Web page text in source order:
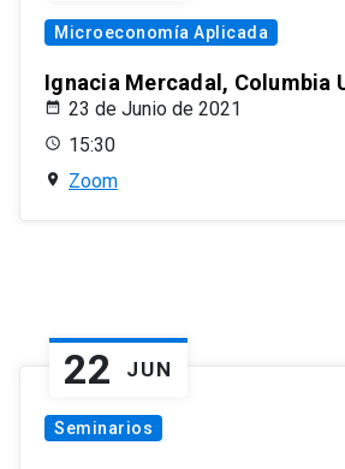
Microeconomía Aplicada
Ignacia Mercadal, Columbia
23 de Junio de 2021
15:30
Zoom
22 JUN
Seminarios